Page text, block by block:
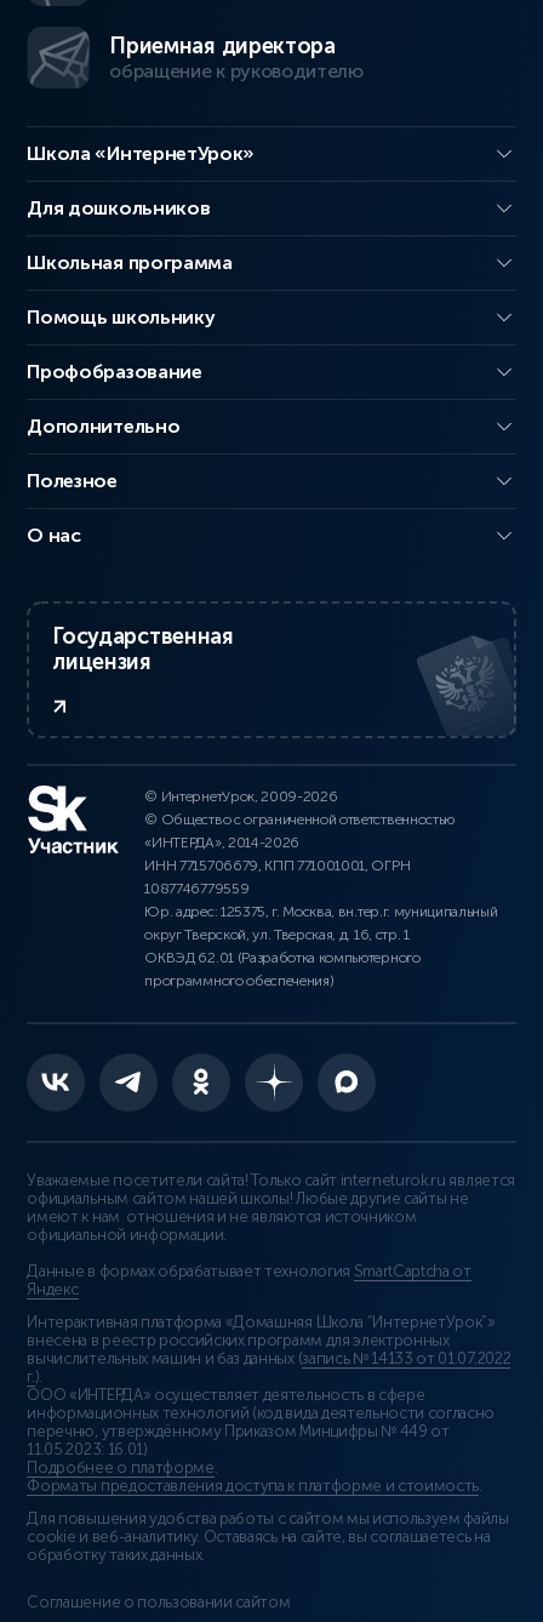
Приемная директора
обращение к руководителю
Школа «ИнтернетУрок»
Для дошкольников
Школьная программа
Помощь школьнику
Профобразование
Дополнительно
Полезное
О нас
Государственная
лицензия
© ИнтернетУрок, 2009-2026
© Общество с ограниченной ответственностью
«ИНТЕРДА», 2014-2026
ИНН 7715706679, КПП 771001001, ОГРН
1087746779559
Юр. адрес: 125375, г. Москва, вн.тер.г. муниципальный
округ Тверской, ул. Тверская, д. 16, стр. 1
ОКВЭД 62.01 (Разработка компьютерного
программного обеспечения)
Уважаемые посетители сайта! Только сайт interneturok.ru является
официальным сайтом нашей школы! Любые другие сайты не
имеют к нам отношения и не являются источником
официальной информации.
Данные в формах обрабатывает технология SmartCaptcha от
Яндекс
Интерактивная платформа «Домашняя Школа “ИнтернетУрок”»
внесена в реестр российских программ для электронных
вычислительных машин и баз данных (запись № 14133 от 01.07.2022
г. ).
ООО «ИНТЕРДА» осуществляет деятельность в сфере
информационных технологий (код вида деятельности согласно
перечню, утверждённому Приказом Минцифры № 449 от
11.05.2023: 16.01)
Подробнее о платформе
Форматы предоставления доступа к платформе и стоимость
Для повышения удобства работы с сайтом мы используем файлы
cookie и веб-аналитику. Оставаясь на сайте, вы соглашаетесь на
обработку таких данных.
Соглашение о пользовании сайтом